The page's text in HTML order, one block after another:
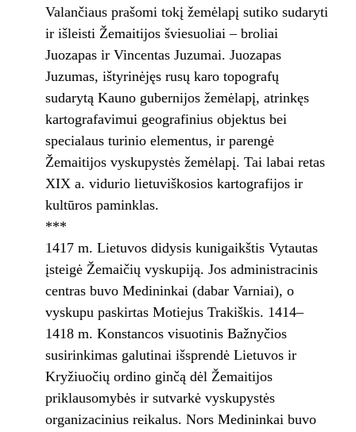
Valančiaus prašomi tokį žemėlapį sutiko sudaryti
ir išleisti Žemaitijos šviesuoliai – broliai
Juozapas ir Vincentas Juzumai. Juozapas
Juzumas, ištyrinėjęs rusų karo topografų
sudarytą Kauno gubernijos žemėlapį, atrinkęs
kartografavimui geografinius objektus bei
specialaus turinio elementus, ir parengė
Žemaitijos vyskupystės žemėlapį. Tai labai retas
XIX a. vidurio lietuviškosios kartografijos ir
kultūros paminklas.
***
1417 m. Lietuvos didysis kunigaikštis Vytautas
įsteigė Žemaičių vyskupiją. Jos administracinis
centras buvo Medininkai (dabar Varniai), o
vyskupu paskirtas Motiejus Trakiškis. 1414–
1418 m. Konstancos visuotinis Bažnyčios
susirinkimas galutinai išsprendė Lietuvos ir
Kryžiuočių ordino ginčą dėl Žemaitijos
priklausomybės ir sutvarkė vyskupystės
organizacinius reikalus. Nors Medininkai buvo